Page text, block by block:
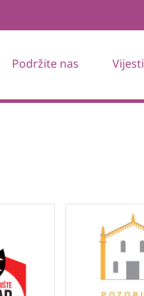
Podržite nas Vijesti